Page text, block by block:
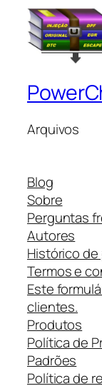
Arquivos
Blog
Sobre
Perguntas
Autores
Histórico
Termos e
Este
clientes.
Produtos
Política de
Padrões
Política de